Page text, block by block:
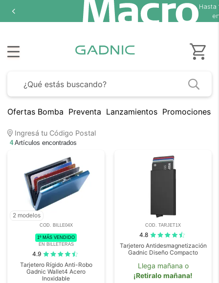
Hasta
Ofertas Bomba Preventa Lanzamientos Promociones
Ingresá tu Código Postal
4Artículos encontrados
2 modelos
COD. BILLE04X
1º MÁS VENDIDO
EN BILLETERAS
4.9
Tarjetero Rígido Anti-Robo
Gadnic Wallet4 Acero
Inoxidable
COD. TARJET1X
4.8
Tarjetero Antidesmagnetización
Gadnic Diseño Compacto
Llega mañana o
¡Retiralo mañana!